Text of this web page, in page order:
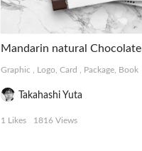
Mandarin natural Chocolate
Graphic Logo, Card Package, Book
Takahashi Yuta
1 Likes 1816 Views